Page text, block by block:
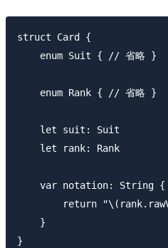
struct Card {
    enum Suit { // 省略 }
    enum Rank { // 省略 }
    let suit: Suit
    let rank: Rank
    var notation: String {
return
    }